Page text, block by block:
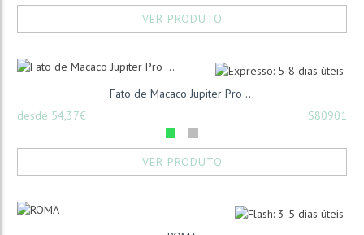
VER PRODUTO
Fato de Macaco Jupiter Pro ...
desde 54,37€
S80901
VER PRODUTO